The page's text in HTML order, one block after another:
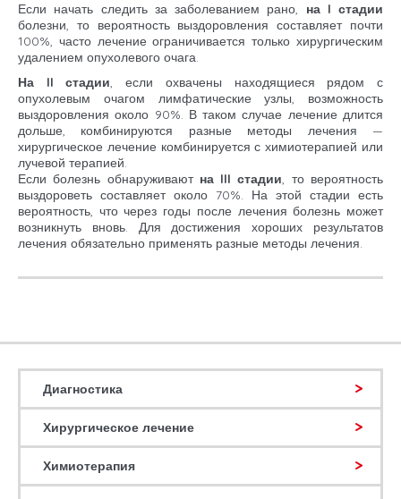
Если начать следить за заболеванием рано, на I стадии
болезни, то вероятность выздоровления составляет почти
100%, часто лечение ограничивается только хирургическим
удалением опухолевого очага.
На II стадии, если охвачены находящиеся рядом с
опухолевым очагом лимфатические узлы, возможность
выздоровления около 90%. В таком случае лечение длится
дольше, комбинируются разные методы лечения —
хирургическое лечение комбинируется с химиотерапией или
лучевой терапией.
Если болезнь обнаруживают на III стадии, то вероятность
выздороветь составляет около 70%. На этой стадии есть
вероятность, что через годы после лечения болезнь может
возникнуть вновь. Для достижения хороших результатов
лечения обязательно применять разные методы лечения.
Диагностика
Хирургическое лечение
Химиотерапия